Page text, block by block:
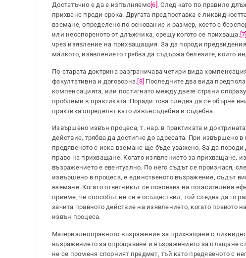
Достатъчно е да е изпълняемо [6] . След като по правило
прихване преди срока. Другата предпоставка е
вземане, определено по основание и размер, което е
или неоспореното от длъжника, срещу когото се прихваща.[7]
чрез изявление на прихващащия. За да породи
малкото, изявлението трябва да съдържа белезите, които
По-старата доктрина разграничава четири вида
факултативна и договорна. [8] Последните два вида
компенсацията, или постигнато между двете страни
проблеми в практиката. Поради това следва да се обърне
практика определят като извънсъдебна и съдебна.
Извършено извън процеса, т. нар. в практиката и
действие, трябва да достигне до адресата. При извършено
предявеното с иска вземане ще бъде уважено. За да
право на прихващане. Когато изявлението за прихващане,
възражението е евентуално. По него съдът се произнася,
извършено в процеса, е единственото възражение, съдът
вземане. Когато ответникът се позовава на погасителния
приеме, че способът не се е осъществил, той следва да го
зачита правното действие на изявлението, когато правото
извън процеса.
Материалноправното възражение за прихващане с
възражението за опрощаване и възражението за плащане
не се променя спорният предмет, тъй като предявеното с